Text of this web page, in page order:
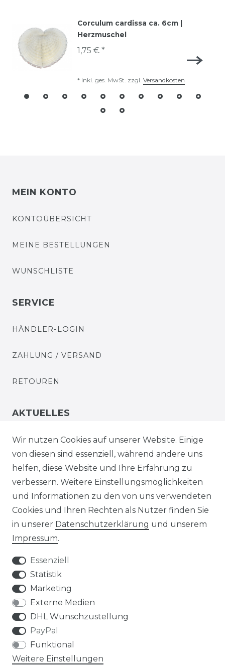
Corculum cardissa ca. 6cm |
Herzmuschel
1,75 € *
* inkl. ges. MwSt. zzgl. Versandkosten
MEIN KONTO
KONTOÜBERSICHT
MEINE BESTELLUNGEN
WUNSCHLISTE
SERVICE
HÄNDLER-LOGIN
ZAHLUNG / VERSAND
RETOUREN
AKTUELLES
STELLENANGEBOTE
NEWSLETTER
Impressum
AGB
VERTRAG WIDERRUFEN
Wir nutzen Cookies auf unserer Website. Einige
von diesen sind essenziell, während andere uns
helfen, diese Website und Ihre Erfahrung zu
verbessern. Weitere Einstellungsmöglichkeiten
und Informationen zu den von uns verwendeten
Cookies und Ihren Rechten als Nutzer finden Sie
in unserer Daten­schutz­erklärung und unserem
Impressum.
Essenziell
Statistik
Marketing
Externe Medien
DHL Wunschzustellung
PayPal
Funktional
Weitere Einstellungen